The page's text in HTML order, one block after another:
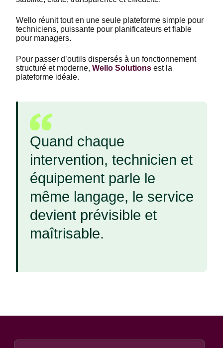
Wello réunit tout en une seule plateforme simple pour
techniciens, puissante pour planificateurs et fiable
pour managers.
Pour passer d’outils dispersés à un fonctionnement
structuré et moderne, Wello Solutions est la
plateforme idéale.
Quand chaque
intervention, technicien et
équipement parle le
même langage, le service
devient prévisible et
maîtrisable.